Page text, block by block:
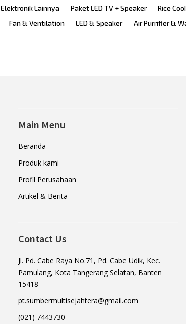
Elektronik Lainnya Paket LED TV + Speaker Rice
Fan & Ventilation LED & Speaker Air Purrifier &
Main Menu
Beranda
Produk kami
Profil Perusahaan
Artikel & Berita
Contact Us
Jl. Pd. Cabe Raya No.71, Pd. Cabe Udik, Kec.
Pamulang, Kota Tangerang Selatan, Banten
15418
pt.sumbermultisejahtera@gmail.com
(021) 7443730